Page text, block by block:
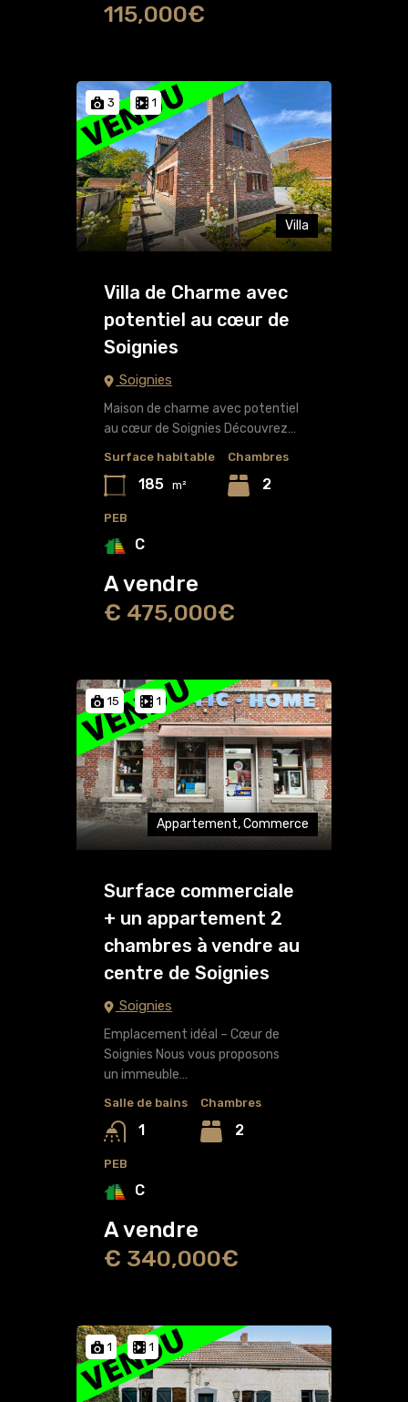
115,000€
3 1
Villa
Villa de Charme avec
potentiel au cœur de
Soignies
Soignies
Maison de charme avec potentiel
au cœur de Soignies Découvrez…
Surface habitable
185 m²
Chambres
2
PEB
C
A vendre
€ 475,000€
15 1
Appartement, Commerce
Surface commerciale
+ un appartement 2
chambres à vendre au
centre de Soignies
Soignies
Emplacement idéal – Cœur de
Soignies Nous vous proposons
un immeuble…
Salle de bains
1
Chambres
2
PEB
C
A vendre
€ 340,000€
1 1